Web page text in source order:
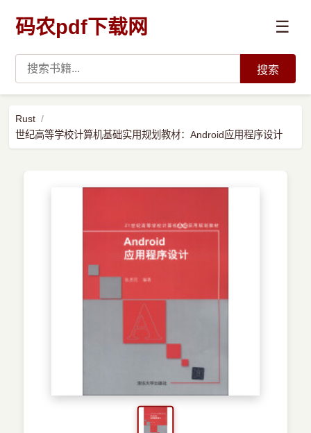
码农pdf下载网 ☰
数据科学与人工智能
搜索
Rust
世纪高等学校计算机基础实用规划教材：Android应用程序设计